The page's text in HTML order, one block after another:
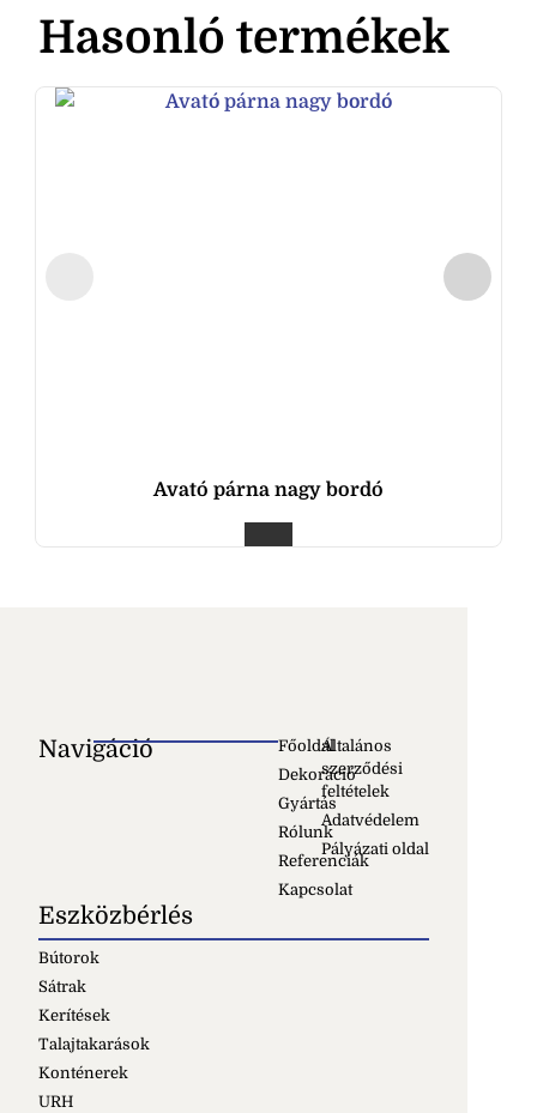
Hasonló termékek
Avató párna nagy bordó
Navigáció
Főoldal
Dekoráció
Gyártás
Rólunk
Referenciák
Kapcsolat
Általános
szerződési
feltételek
Adatvédelem
Pályázati oldal
Eszközbérlés
Bútorok
Sátrak
Kerítések
Talajtakarások
Konténerek
URH